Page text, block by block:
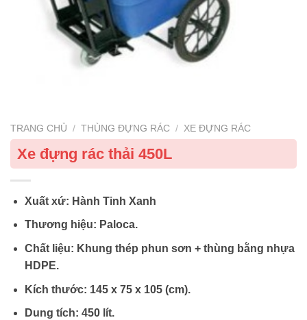
TRANG CHỦ / THÙNG ĐỰNG RÁC / XE ĐỰNG RÁC
Xe đựng rác thải 450L
Xuất xứ: Hành Tinh Xanh
Thương hiệu: Paloca.
Chất liệu: Khung thép phun sơn + thùng bằng nhựa
HDPE.
Kích thước: 145 x 75 x 105 (cm).
Dung tích: 450 lít.